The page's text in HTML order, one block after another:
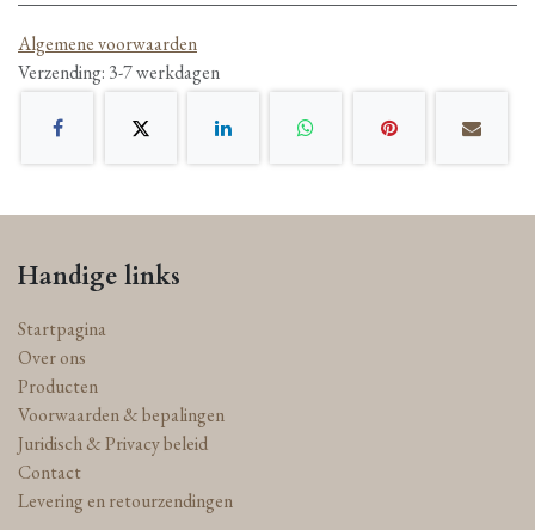
Algemene voorwaarden
Verzending: 3-7 werkdagen
Handige links
Startpagina
Over ons
Producten
Voorwaarden & bepalingen
Juridisch & Privacy beleid
Contact
Levering en retourzendingen